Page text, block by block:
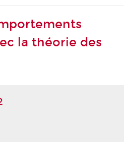
la théorie des